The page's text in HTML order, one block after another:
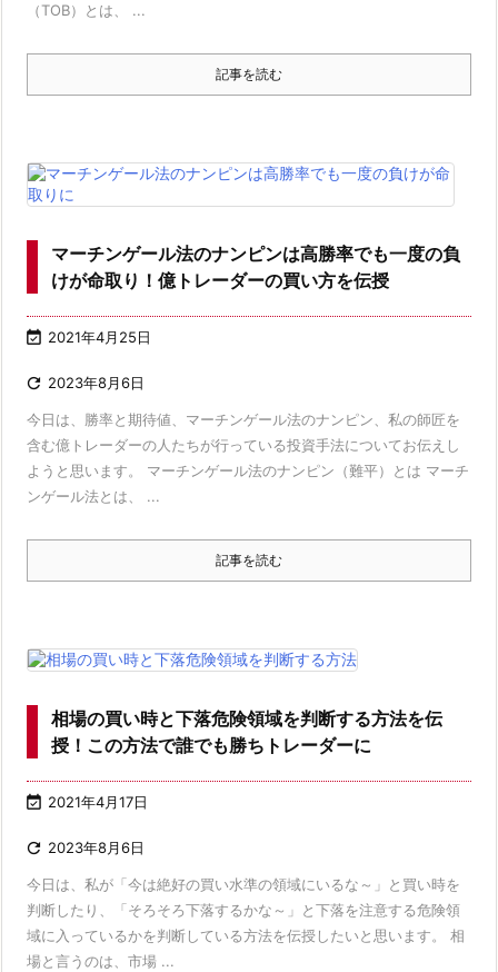
（TOB）とは、 ...
記事を読む
マーチンゲール法のナンピンは高勝率でも一度の負
けが命取り！億トレーダーの買い方を伝授
 2021年4月25日
 2023年8月6日
今日は、勝率と期待値、マーチンゲール法のナンピン、私の師匠を
含む億トレーダーの人たちが行っている投資手法についてお伝えし
ようと思います。 マーチンゲール法のナンピン（難平）とは マーチ
ンゲール法とは、 ...
記事を読む
相場の買い時と下落危険領域を判断する方法を伝
授！この方法で誰でも勝ちトレーダーに
 2021年4月17日
 2023年8月6日
今日は、私が「今は絶好の買い水準の領域にいるな～」と買い時を
判断したり、「そろそろ下落するかな～」と下落を注意する危険領
域に入っているかを判断している方法を伝授したいと思います。 相
場と言うのは、市場 ...